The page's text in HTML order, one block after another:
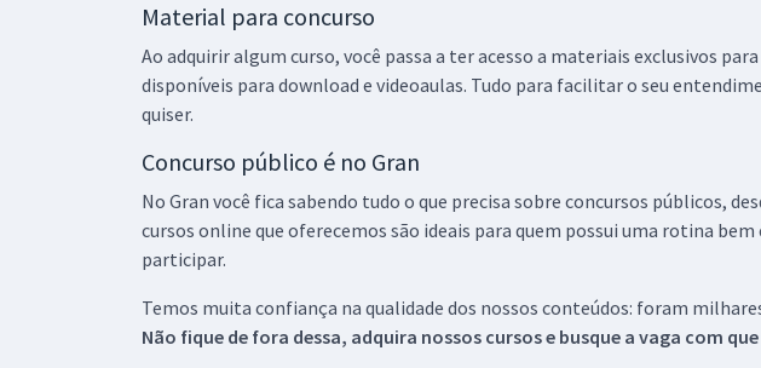
Material para concurso
Ao adquirir algum curso, você passa a ter acesso a materiais exclusivos
disponíveis para download e videoaulas. Tudo para facilitar o seu
quiser.
Concurso público é no Gran
No Gran você fica sabendo tudo o que precisa sobre concursos públicos,
cursos online que oferecemos são ideais para quem possui uma rotina
participar.
Temos muita confiança na qualidade dos nossos conteúdos: foram
Não fique de fora dessa, adquira nossos cursos e busque a vaga com